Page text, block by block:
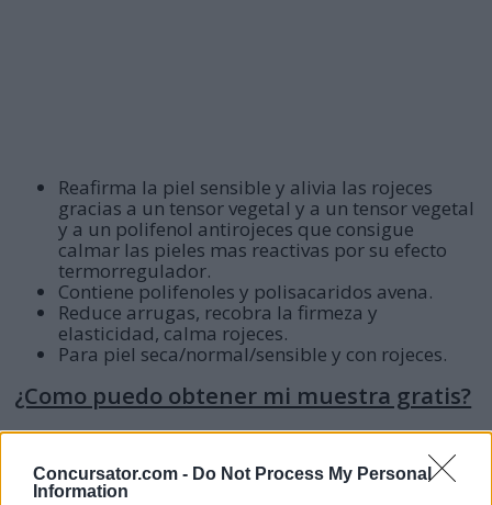
Concursator.com - Do Not Process My Personal
Information
Reafirma la piel sensible y alivia las rojeces
gracias a un tensor vegetal y a un tensor vegetal
y a un polifenol antirojeces que consigue
calmar las pieles mas reactivas por su efecto
termorregulador.
Contiene polifenoles y polisacaridos avena.
Reduce arrugas, recobra la firmeza y
elasticidad, calma rojeces.
Para piel seca/normal/sensible y con rojeces.
¿Como puedo obtener mi muestra gratis?